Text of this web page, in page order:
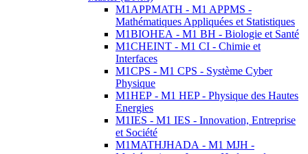
M1APPMATH - M1 APPMS -
Mathématiques Appliquées et Statistiques
M1BIOHEA - M1 BH - Biologie et Santé
M1CHEINT - M1 CI - Chimie et
Interfaces
M1CPS - M1 CPS - Système Cyber
Physique
M1HEP - M1 HEP - Physique des Hautes
Energies
M1IES - M1 IES - Innovation, Entreprise
et Société
M1MATHJHADA - M1 MJH -